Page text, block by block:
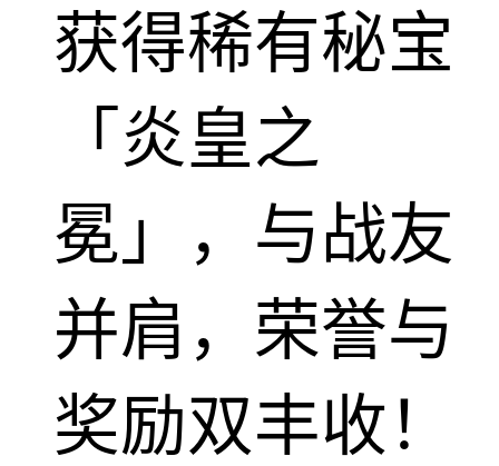
获得稀有秘宝
「炎皇之
冕」，与战友
并肩，荣誉与
奖励双丰收！